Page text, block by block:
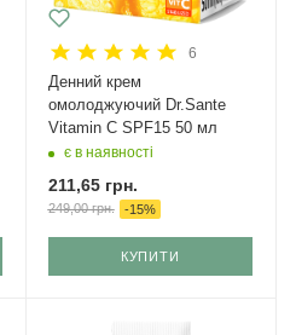
6
Денний крем
омолоджуючий Dr.Sante
Vitamin C SPF15 50 мл
є в наявності
211,65грн.
249,00грн. -15%
КУПИТИ